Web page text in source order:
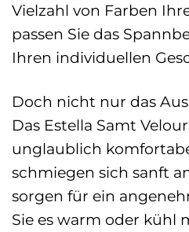
Vielzahl von Farben
passen Sie das
Ihren individuellen
Doch nicht nur das
Das Estella Samt
unglaublich
schmiegen sich sanft
sorgen für ein
Sie es warm oder kühl